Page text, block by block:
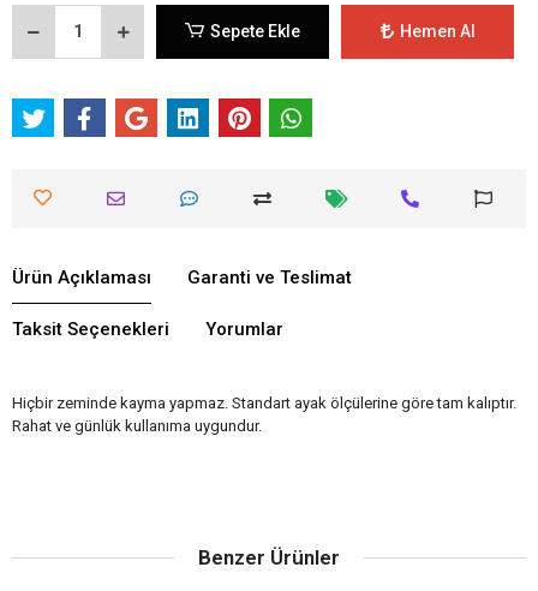
Sepete Ekle Hemen Al
Ürün Açıklaması Garanti ve Teslimat
Taksit Seçenekleri Yorumlar
Hiçbir zeminde kayma yapmaz. Standart ayak ölçülerine göre tam kalıptır.
Rahat ve günlük kullanıma uygundur.
Benzer Ürünler